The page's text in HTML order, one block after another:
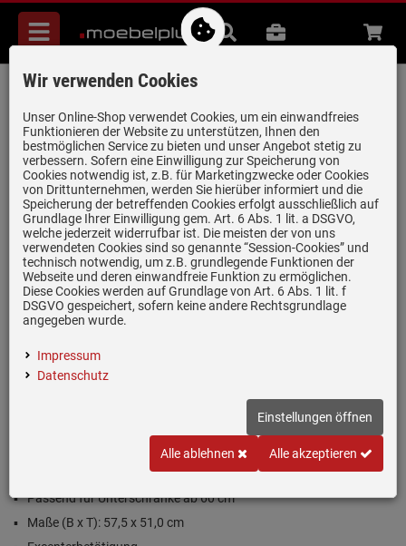
Menü
Suche
B2B Beratung
Systemceram Mera 57 Magnolie
Keramikspüle Excenterbetätigung
Artikel-Nummer:19947209 | Herstellernummer: 5057 02 10 |
EAN:4050697051430
Inklusive 5 Jahre Garantie
Magnolie (Creme), glänzend
Passend für Unterschränke ab 60 cm
Maße (B x T): 57,5 x 51,0 cm
Wir verwenden Cookies
Unser Online-Shop verwendet Cookies, um ein einwandfreies
Funktionieren der Website zu unterstützen, Ihnen den
bestmöglichen Service zu bieten und unser Angebot stetig zu
verbessern. Sofern eine Einwilligung zur Speicherung von
Cookies notwendig ist, z.B. für Marketingzwecke oder Cookies
von Drittunternehmen, werden Sie hierüber informiert und die
Speicherung der betreffenden Cookies erfolgt ausschließlich auf
Grundlage Ihrer Einwilligung gem. Art. 6 Abs. 1 lit. a DSGVO,
welche jederzeit widerrufbar ist. Die meisten der von uns
verwendeten Cookies sind so genannte “Session-Cookies” und
technisch notwendig, um z.B. grundlegende Funktionen der
Webseite und deren einwandfreie Funktion zu ermöglichen.
Diese Cookies werden auf Grundlage von Art. 6 Abs. 1 lit. f
DSGVO gespeichert, sofern keine andere Rechtsgrundlage
angegeben wurde.
Impressum
Datenschutz
Einstellungen öffnen
Alle ablehnen Alle akzeptieren